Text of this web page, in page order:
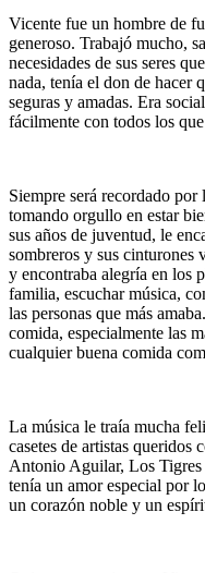
Vicente fue un hombre de
generoso. Trabajó mucho,
necesidades de sus seres
nada, tenía el don de hacer
seguras y amadas. Era
fácilmente con todos los
Siempre será recordado
tomando orgullo en estar
sus años de juventud, le
sombreros y sus cinturones
y encontraba alegría en los
familia, escuchar música,
las personas que más
comida, especialmente las
cualquier buena comida
La música le traía mucha
casetes de artistas queridos
Antonio Aguilar, Los
tenía un amor especial por
un corazón noble y un